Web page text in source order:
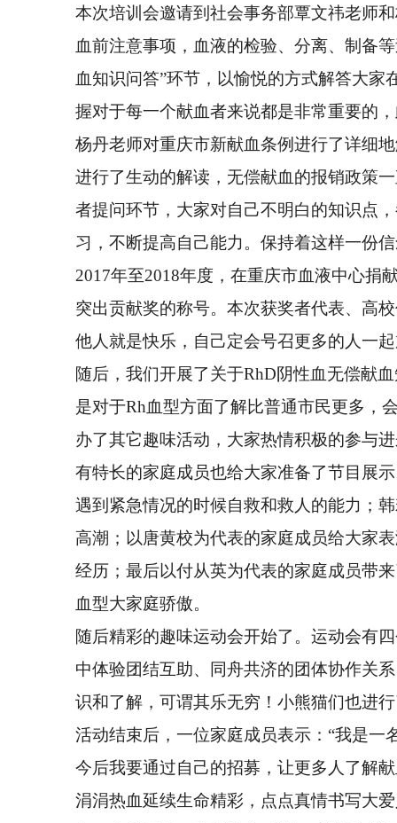
本次培训会邀请到社会事务部覃文祎老师
血前注意事项，血液的检验、分离、制备
血知识问答”环节，以愉悦的方式解答大
握对于每一个献血者来说都是非常重要的
杨丹老师对重庆市新献血条例进行了详细
进行了生动的解读，无偿献血的报销政策
者提问环节，大家对自己不明白的知识点
习，不断提高自己能力。保持着这样一份
2017年至2018年度，在重庆市血液中心捐
突出贡献奖的称号。本次获奖者代表、高
他人就是快乐，自己定会号召更多的人一
随后，我们开展了关于RhD阴性血无偿献
是对于Rh血型方面了解比普通市民更多，
办了其它趣味活动，大家热情积极的参与
有特长的家庭成员也给大家准备了节目展
遇到紧急情况的时候自救和救人的能力；
高潮；以唐黄校为代表的家庭成员给大家
经历；最后以付从英为代表的家庭成员带
血型大家庭骄傲。
随后精彩的趣味运动会开始了。运动会有
中体验团结互助、同舟共济的团体协作关
识和了解，可谓其乐无穷！小熊猫们也进
活动结束后，一位家庭成员表示：“我是
今后我要通过自己的招募，让更多人了解
涓涓热血延续生命精彩，点点真情书写大